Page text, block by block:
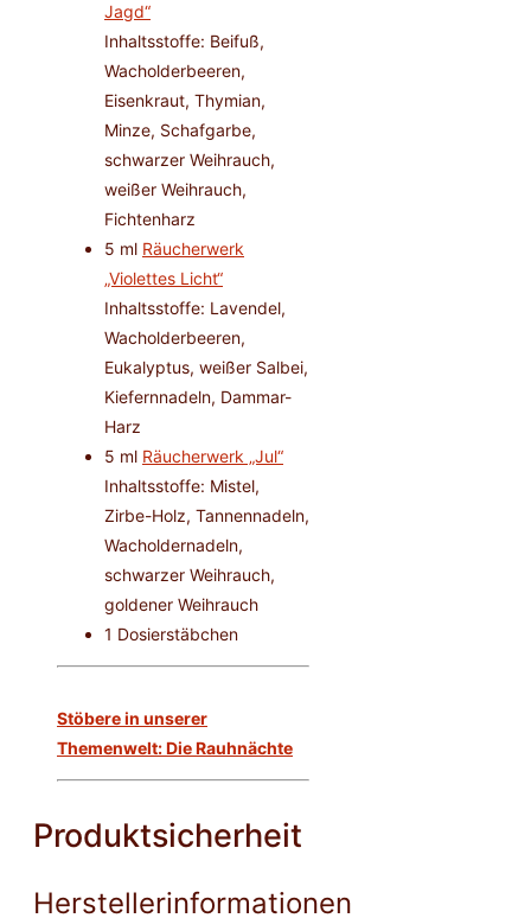
Jagd“
Inhaltsstoffe: Beifuß,
Wacholderbeeren,
Eisenkraut, Thymian,
Minze, Schafgarbe,
schwarzer Weihrauch,
weißer Weihrauch,
Fichtenharz
5 ml Räucherwerk
„Violettes Licht“
Inhaltsstoffe: Lavendel,
Wacholderbeeren,
Eukalyptus, weißer Salbei,
Kiefernnadeln, Dammar-
Harz
5 ml Räucherwerk „Jul“
Inhaltsstoffe: Mistel,
Zirbe-Holz, Tannennadeln,
Wacholdernadeln,
schwarzer Weihrauch,
goldener Weihrauch
1 Dosierstäbchen
Stöbere in unserer
Themenwelt: Die Rauhnächte
Produktsicherheit
Herstellerinformationen